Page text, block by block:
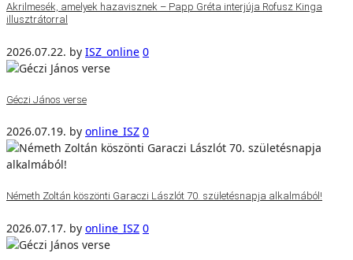
Akrilmesék, amelyek hazavisznek – Papp Gréta interjúja Rofusz Kinga
illusztrátorral
2026.07.22. by ISZ_online 0
Géczi János verse
2026.07.19. by online_ISZ 0
Németh Zoltán köszönti Garaczi Lászlót 70. születésnapja alkalmából!
2026.07.17. by online_ISZ 0